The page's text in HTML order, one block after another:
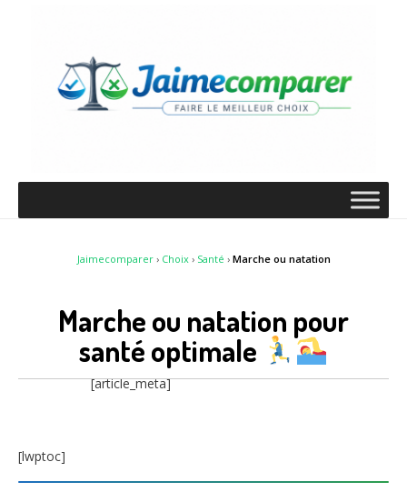
Jaimecomparer› Choix› Santé › Marche ou natation
Marche ou natation pour
santé optimale
[article_meta]
[lwptoc]